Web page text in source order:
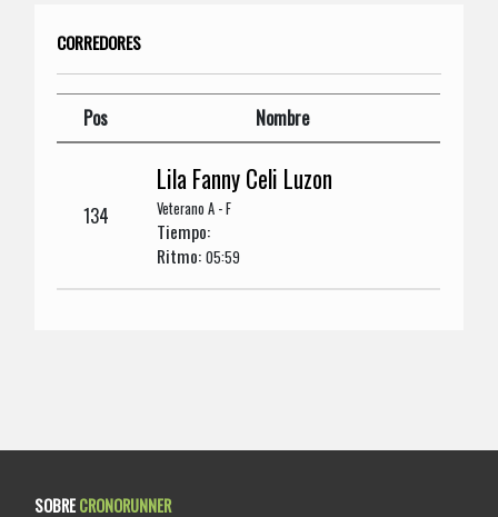
CORREDORES
Pos Nombre
134
Lila Fanny Celi Luzon
Veterano A - F
Tiempo:
Ritmo:05:59
SOBRECRONORUNNER